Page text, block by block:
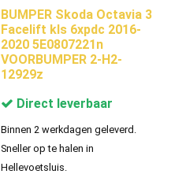
BUMPER Skoda Octavia 3
Facelift kls 6xpdc 2016-
2020 5E0807221n
VOORBUMPER 2-H2-
12929z
Direct leverbaar
Binnen 2 werkdagen geleverd.
Sneller op te halen in
Hellevoetsluis.